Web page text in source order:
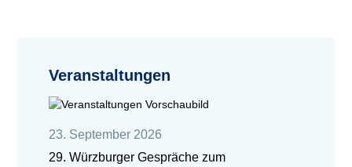
Veranstaltungen
23. September 2026
29. Würzburger Gespräche zum